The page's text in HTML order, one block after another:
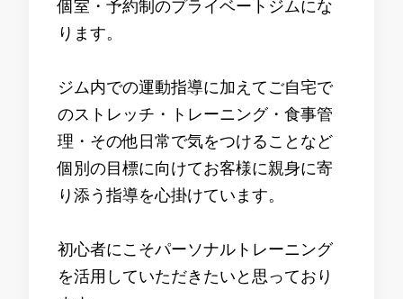
個室・予約制のプライベートジムにな
ります。
ジム内での運動指導に加えてご自宅で
のストレッチ・トレーニング・食事管
理・その他日常で気をつけることなど
個別の目標に向けてお客様に親身に寄
り添う指導を心掛けています。
初心者にこそパーソナルトレーニング
を活用していただきたいと思っており